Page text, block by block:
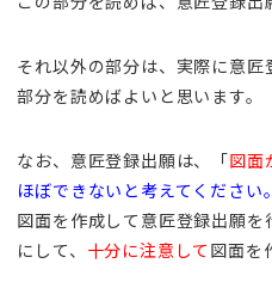
それ以外の部分は、実際に意
部分を読めばよいと思います。
なお、意匠登録出願は、「図面
ほぼできないと考えてください
図面を作成して意匠登録出願
にして、 十分に注意して 図面を